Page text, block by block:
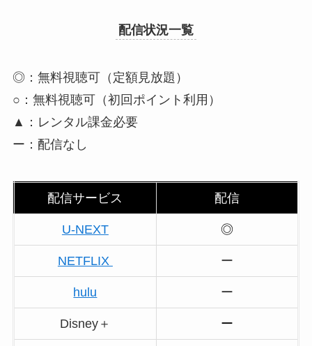
配信状況一覧
◎：無料視聴可（定額見放題）
○：無料視聴可（初回ポイント利用）
▲：レンタル課金必要
ー：配信なし
配信サービス 配信
U-NEXT ◎
NETFLIX ー
hulu ー
Disney＋ ー